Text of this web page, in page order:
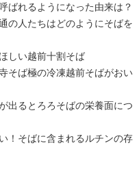
ばれるようになった由来は？
の人たちはどのようにそばを
しい越前十割そば
そば極の冷凍越前そばがおい
出るとろろそばの栄養面につ
！そばに含まれるルチンの存